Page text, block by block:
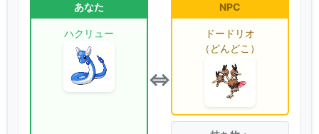
あなた
ハクリュー
⇔
NPC
ドードリオ
（どんどこ）